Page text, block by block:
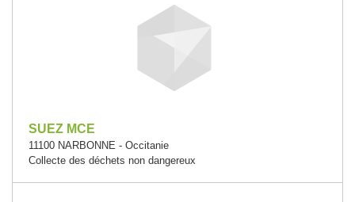
SUEZ MCE
11100 NARBONNE - Occitanie
Collecte des déchets non dangereux